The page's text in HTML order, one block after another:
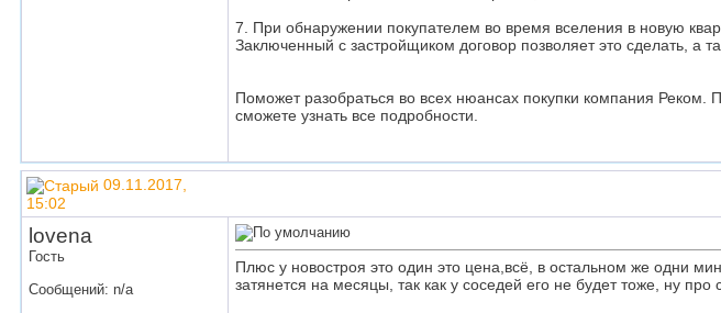
7. При обнаружении покупателем во время вселения в новую
Заключенный с застройщиком договор позволяет это сделать, а
Поможет разобраться во всех нюансах покупки компания Реком.
сможете узнать все подробности.
09.11.2017,
15:02
lovena
Гость
Сообщений: n/a
Плюс у новостроя это один это цена,всё, в остальном же одни
затянется на месяцы, так как у соседей его не будет тоже, ну